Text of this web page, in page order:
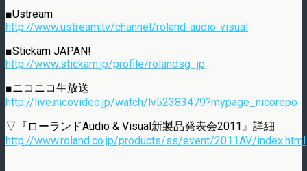
■Ustream
http://www.ustream.tv/channel/roland-audio-visual
■Stickam JAPAN!
http://www.stickam.jp/profile/rolandsg_jp
■ニコニコ生放送
http://live.nicovideo.jp/watch/lv52383479?mypage_nicorepo
▽『ローランドAudio & Visual新製品発表会2011』詳細
http://www.roland.co.jp/products/ss/event/2011AV/index.html